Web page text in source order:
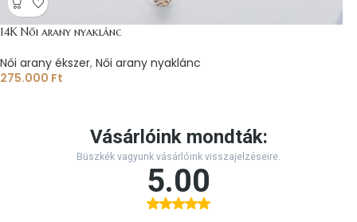
14K Női arany nyaklánc
Női arany ékszer, Női arany nyaklánc
275.000 Ft